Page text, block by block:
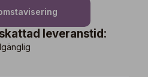
leveranstid: